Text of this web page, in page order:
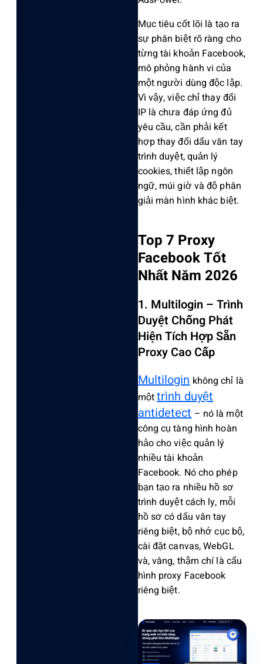
M‌ục tiêu cốt lõi là tạo ra
sự phân biệt rõ ràng cho
từng tài khoản Face‌book,
mô phỏng hành vi của
một ngườ‌i dùng độc lập.
Vì vậy, việc chỉ thay đổi
IP là chưa đáp ứng đủ
yêu cầu, cần phải kết
hợp thay đổi dấu vân tay
trình duyệt‌, quản lý
cooki‌es, thiết lập ngôn
ngữ, múi giờ và độ phân
giải màn hình khác biệt.‌
Top 7 Proxy
Facebook Tốt
Nhất Năm 2026
1. Multilogin – Trình
Duyệt Chống Phát
Hiện Tích Hợp Sẵn
Proxy Cao Cấp
Multiloginkhông chỉ là
mộttrình duyệt
antidetect– nó là một
công cụ tàng hình hoàn
hảo cho việc quản lý
nhiều tài khoản
Facebook. Nó cho phép
bạn tạo ra nhiều hồ sơ
trình duyệt cách ly, mỗi
hồ sơ có dấu vân tay
riêng biệt, bộ nhớ cục bộ,
cài đặt canvas, WebGL
và, vâng, thậm chí là cấu
hình proxy Facebook
riêng biệt.